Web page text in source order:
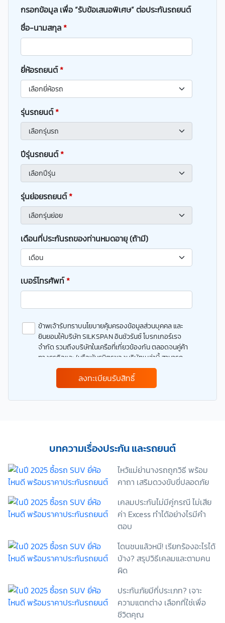
กรอกข้อมูล เพื่อ “รับข้อเสนอพิเศษ” ต่อประกันรถยนต์
ชื่อ-นามสกุล*
ยี่ห้อรถยนต์*
รุ่นรถยนต์*
ปีรุ่นรถยนต์*
รุ่นย่อยรถยนต์*
เดือนที่ประกันรถของท่านหมดอายุ (ถ้ามี)
เบอร์โทรศัพท์*
ข้าพเจ้ารับทราบนโยบายคุ้มครองข้อมูลส่วนบุคคล และ
ยินยอมให้บริษัท SILKSPAN อินชัวรันซ์ โบรกเกอร์เรจ
จำกัด รวมถึงบริษัทในเครือที่เกี่ยวข้องกัน ตลอดจนคู่ค้า
ทางธุรกิจและ/หรือพันธมิตรของบริษัทเหล่านี้ สามารถ
เก็บ ใช้ และ/หรือ เปิดเผยข้อมูลส่วนบุคคลและข้อมูลส่วน
บุคคลที่มีความอ่อนไหวของข้าพเจ้า เพื่อวัตถุประสงค์ใน
การดำเนินการติดต่อและนำเสนอข้อมูลสำหรับการขาย
ผลิตภัณฑ์ การจัดทำรายการส่งเสริมการขายและการ
อื่นๆ ท่านสามารถอ่านรายละเอียดนโยบายคุ้มครองข้อมูล
ส่วนบุคคลและสิทธิของเจ้าของข้อมูลส่วนบุคคลได้ที่
เว็บไซต์ คำประกาศเกี่ยวกับความเป็นส่วนตัว ก่อนให้
ความยินยอม ทั้งนี้ ก่อนการแสดงเจตนา ข้าพเจ้าได้อ่าน
รายละเอียดจากเอกสารชี้แจงข้อมูล หรือได้รับคำอธิบาย
จากหน่วยงานถึงวัตถุประสงค์ในการเก็บรวบรวม ใช้หรือ
เปิดเผยข้อมูลส่วนบุคคล (“ประมวลผลข้อมูลส่วนบุคคล”)
และมีความเข้าใจดีแล้ว ข้าพเจ้าให้ความยินยอมหรือปฏิเสธ
ไม่ให้ความยินยอมในเอกสารนี้ด้วยความสมัครใจ
ข้าพเจ้าสามารถถอนความยินยอมนี้เสียเมื่อใดก็ได้ เว้นแต่
ในกรณีมีข้อจำกัดสิทธิตามกฎหมายหรือยังมีสัญญา
ระหว่างข้าพเจ้ากับสถาบันที่ให้ประโยชน์แก่ข้าพเจ้าอยู่
และยอมรับว่า การไม่ให้ความยินยอมจะมีผลทำให้ข้าพเจ้า
(เช่น ข้าพเจ้าอาจได้รับความสะดวกในการใช้บริการน้อย
ลง หรือข้าพเจ้าไม่สามารถเข้าถึงฟังก์ชันการใช้งานบาง
ลงทะเบียนรับสิทธิ์
บทความเรื่องประกัน และรถยนต์
ไหว้แม่ย่านางรถถูกวิธี พร้อม
คาถา เสริมดวงขับขี่ปลอดภัย
เคลมประกันไม่มีคู่กรณี ไม่เสีย
ค่า Excess ทำได้อย่างไรมีคำ
ตอบ
โดนชนแล้วหนี! เรียกร้องอะไรได้
บ้าง? สรุปวิธีเคลมและตามคน
ผิด
ประกันภัยมีกี่ประเภท? เจาะ
ความแตกต่าง เลือกที่ใช่เพื่อ
ชีวิตคุณ